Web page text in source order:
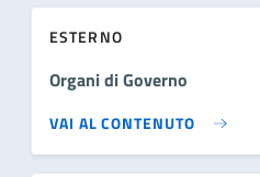
ESTERNO
Organi di Governo
VAI AL CONTENUTO